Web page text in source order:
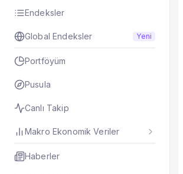
Endeksler
Global Endeksler Yeni
Portföyüm
Pusula
Canlı Takip
Makro Ekonomik Veriler
Haberler